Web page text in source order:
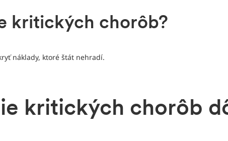
kritických chorôb?
náklady, ktoré štát nehradí.
kritických chorôb